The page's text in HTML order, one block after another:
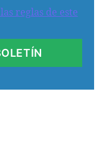
reglas de este